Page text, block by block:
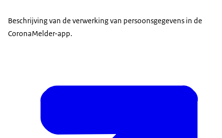
Beschrijving van de verwerking van persoonsgegevens in de
CoronaMelder-app.